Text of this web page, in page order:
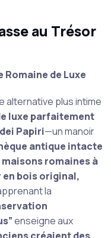
au Trésor
de Luxe
alternative plus intime
luxe parfaitement
Papiri—un manoir
antique intacte
maisons romaines à
bois original,
la
enseigne aux